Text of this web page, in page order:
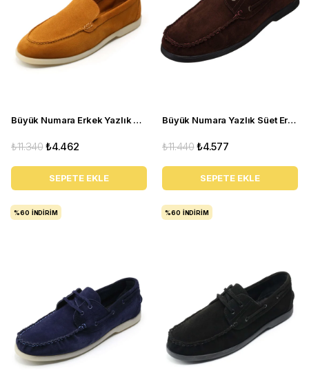
Büyük Numara Erkek Yazlık Ayakkabı - UTKAN02 Tarçın
₺4.462
₺11.340
SEPETE EKLE
Büyük Numara Yazlık Süet Erkek Ayakkabısı - Utkan001 Kahve Süet
₺4.577
₺11.440
SEPETE EKLE
%60 İNDIRIM %60 İNDIRIM